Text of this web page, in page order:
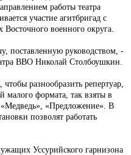
работы театра
участие агитбригад с
военного округа.
поставленную руководством, -
ВВО Николай Столбоушкин.
разнообразить репертуар,
малого формата, так взяты в
«Предложение». В
позволят работать
Уссурийского гарнизона